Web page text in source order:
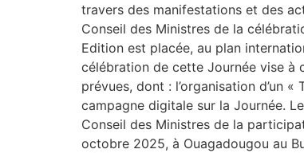
travers des manifestations et des
Conseil des Ministres de la
Edition est placée, au plan
célébration de cette Journée vise à
prévues, dont : l’organisation d’un
campagne digitale sur la Journée.
Conseil des Ministres de la
octobre 2025, à Ouagadougou au